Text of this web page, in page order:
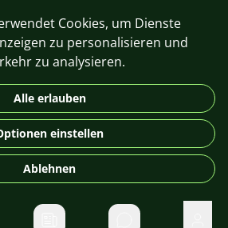
DE
© 2026 For Aquarist
Cookies, um Dienste
zu personalisieren und
zu analysieren.
Alle erlauben
einstellen
Ablehnen